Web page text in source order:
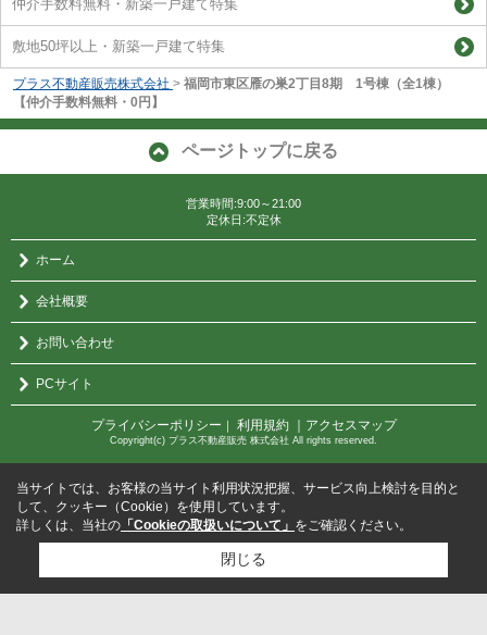
仲介手数料無料・新築一戸建て特集
敷地50坪以上・新築一戸建て特集
プラス不動産販売株式会社 > 福岡市東区雁の巣2丁目8期 1号棟（全1棟）
【仲介手数料無料・0円】
ページトップに戻る
営業時間:9:00～21:00
定休日:不定休
ホーム
会社概要
お問い合わせ
PCサイト
プライバシーポリシー ｜ 利用規約 ｜アクセスマップ
Copyright(c) プラス不動産販売 株式会社 All rights reserved.
当サイトでは、お客様の当サイト利用状況把握、サービス向上検討を目的と
して、クッキー（Cookie）を使用しています。
詳しくは、当社の 「Cookieの取扱いについて」 をご確認ください。
閉じる